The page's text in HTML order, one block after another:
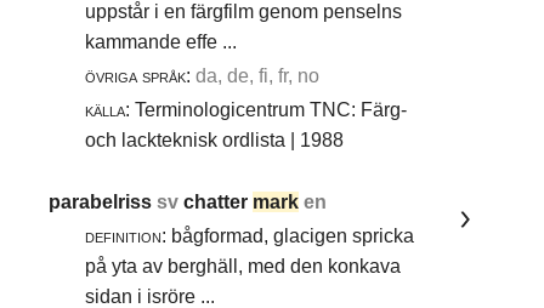
uppstår i en färgfilm genom penselns
kammande effe ...
övriga språk: da, de, fi, fr, no
källa: Terminologicentrum TNC: Färg-
och lackteknisk ordlista | 1988
parabelrisssvchatter mark en
definition: bågformad, glacigen spricka
på yta av berghäll, med den konkava
sidan i isröre ...